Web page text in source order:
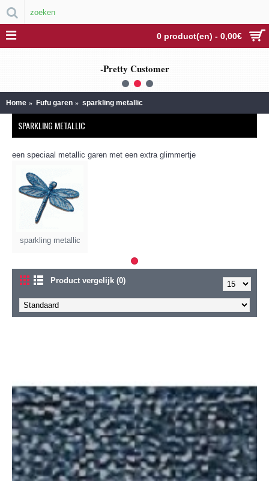
0 product(en) - 0,00€
-Pretty Customer
1 2 3
Home Fufu garen sparkling metallic
SPARKLING METALLIC
een speciaal metallic garen met een extra glimmertje
sparkling metallic
Product vergelijk (0)